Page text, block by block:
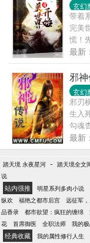
玄幻
带着
完美
慌！
始，
古年
阳神
之后
书友
最新：
邪
玄幻
邪刃
生入
勾魂
这是
妙之
谢大
最新：
踏天境 永夜星河 - 踏天境全文
说
站内强推 明星系列多肉小说
纵欢
福艳之都市后宫 远征军
品香录
都市欲望：疯狂的缠绵
花
首席御医 全职法师 我的
经典收藏 我的属性修行人生